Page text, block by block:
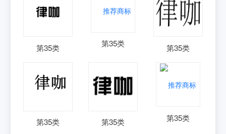
第35类 第35类 第35类
第35类 第35类 第35类